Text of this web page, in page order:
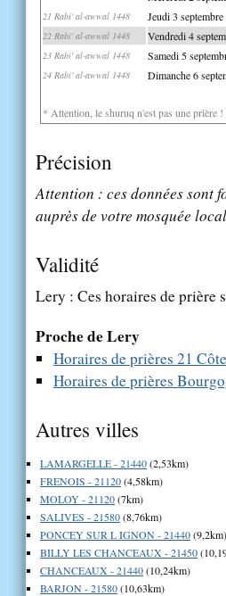
21 Rabi' al-awwal 1448 Jeudi 3 septembre
22 Rabi' al-awwal 1448 Vendredi 4
23 Rabi' al-awwal 1448 Samedi 5
24 Rabi' al-awwal 1448 Dimanche 6
* Attention, le shuruq n'est pas une prière
Précision
Attention : ces données sont
auprès de votre mosquée
Validité
Lery : Ces horaires de
Proche de Lery
Horaires de prières 21
Horaires de prières
Autres villes
LAMARGELLE - 21440(2,53km)
FRENOIS - 21120(4,58km)
MOLOY - 21120(7km)
SALIVES - 21580(8,76km)
PONCEY SUR L IGNON - 21440(9,2km)
BILLY LES CHANCEAUX - 21450
CHANCEAUX - 21440(10,24km)
BARJON - 21580(10,63km)